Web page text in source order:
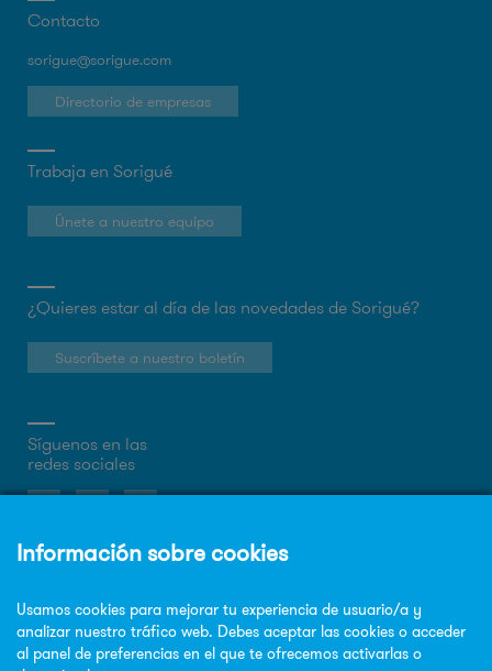
Contacto
sorigue@sorigue.com
Directorio de empresas
Trabaja en Sorigué
Únete a nuestro equipo
¿Quieres estar al día de las novedades de Sorigué?
Suscríbete a nuestro boletín
Síguenos en las
redes sociales
Sobre la web
Política de privacidad